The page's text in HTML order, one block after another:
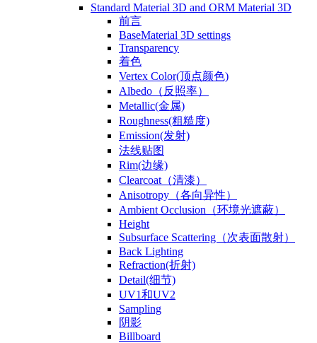
Standard Material 3D and ORM Material 3D
前言
BaseMaterial 3D settings
Transparency
着色
Vertex Color(顶点颜色)
Albedo（反照率）
Metallic(金属)
Roughness(粗糙度)
Emission(发射)
法线贴图
Rim(边缘)
Clearcoat（清漆）
Anisotropy（各向异性）
Ambient Occlusion（环境光遮蔽）
Height
Subsurface Scattering（次表面散射）
Back Lighting
Refraction(折射)
Detail(细节)
UV1和UV2
Sampling
阴影
Billboard